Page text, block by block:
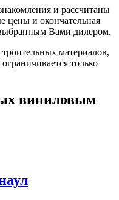
и рассчитаны
цены и окончательная
выбранным Вами дилером.
материалов,
только
виниловым